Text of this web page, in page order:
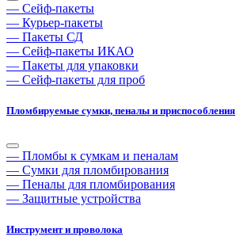
— Сейф-пакеты
— Курьер-пакеты
— Пакеты СД
— Сейф-пакеты ИКАО
— Пакеты для упаковки
— Сейф-пакеты для проб
Пломбируемые сумки, пеналы и приспособления
— Пломбы к сумкам и пеналам
— Сумки для пломбирования
— Пеналы для пломбирования
— Защитные устройства
Инструмент и проволока